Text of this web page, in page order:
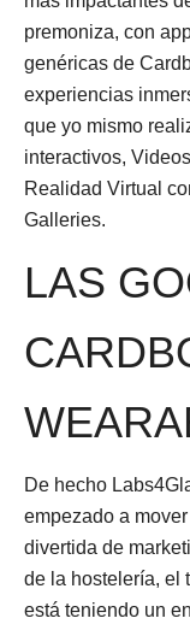
premoniza, con
genéricas de
experiencias
que yo mismo
interactivos,
Realidad Virtual
Galleries.
LAS
De hecho
empezado a
divertida de
de la hostelería, el
está teniendo un